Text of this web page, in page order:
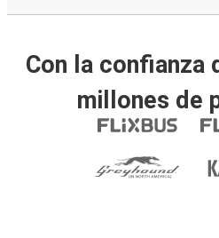
Con la confianza
millones de